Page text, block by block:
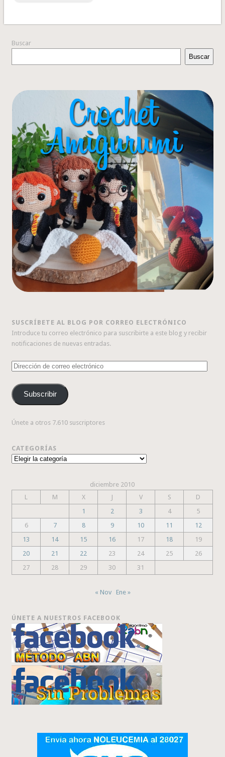
Buscar
Buscar
SUSCRÍBETE AL BLOG POR CORREO ELECTRÓNICO
Introduce tu correo electrónico para suscribirte a este blog y recibir
notificaciones de nuevas entradas.
Dirección
correo
electrónico
Subscribir
Únete a otros 7.610 suscriptores
CATEGORÍAS
Categorías
diciembre 2010
L
M X J V S
D
1
2 3 4
5
6
7 8 9 10 11
12
13
14 15 16 17 18
19
20
21 22 23 24 25
26
27
28 29 30 31
« Nov Ene »
ÚNETE A NUESTROS FACEBOOK